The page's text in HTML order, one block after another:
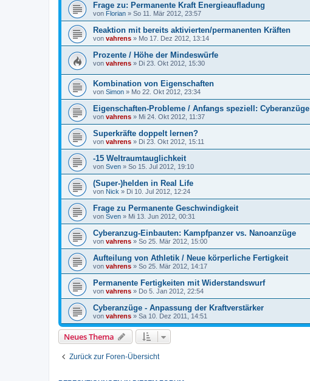
Frage zu: Permanente Kraft Energieaufladung
von Florian » So 11. Mär 2012, 23:57
Reaktion mit bereits aktivierten/permanenten Kräften
von vahrens » Mo 17. Dez 2012, 13:14
Prozente / Höhe der Mindeswürfe
von vahrens » Di 23. Okt 2012, 15:30
Kombination von Eigenschaften
von Simon » Mo 22. Okt 2012, 23:34
Eigenschaften-Probleme / Anfangs speziell: Cyberanzüge
von vahrens » Mi 24. Okt 2012, 11:37
Superkräfte doppelt lernen?
von vahrens » Di 23. Okt 2012, 15:11
-15 Weltraumtauglichkeit
von Sven » So 15. Jul 2012, 19:10
(Super-)helden in Real Life
von Nick » Di 10. Jul 2012, 12:24
Frage zu Permanente Geschwindigkeit
von Sven » Mi 13. Jun 2012, 00:31
Cyberanzug-Einbauten: Kampfpanzer vs. Nanoanzüge
von vahrens » So 25. Mär 2012, 15:00
Aufteilung von Athletik / Neue körperliche Fertigkeit
von vahrens » So 25. Mär 2012, 14:17
Permanente Fertigkeiten mit Widerstandswurf
von vahrens » Do 5. Jan 2012, 22:54
Cyberanzüge - Anpassung der Kraftverstärker
von vahrens » Sa 10. Dez 2011, 14:51
Neues Thema
Zurück zur Foren-Übersicht